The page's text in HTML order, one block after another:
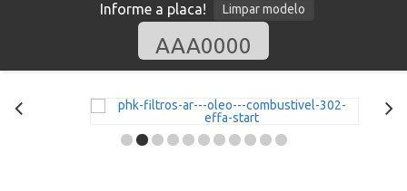
Informe a placa! Limpar modelo